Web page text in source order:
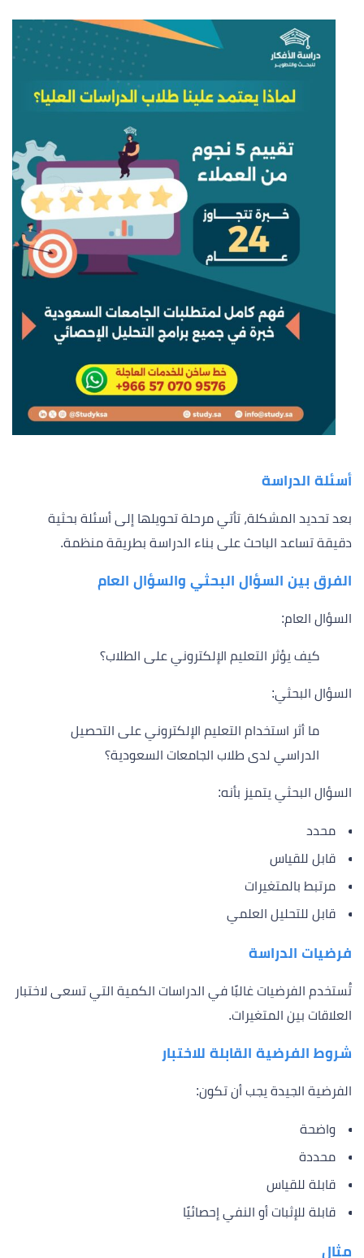
أسئلة الدراسة
بعد تحديد المشكلة، تأتي مرحلة تحويلها إلى أسئلة بحثية
دقيقة تساعد الباحث على بناء الدراسة بطريقة منظمة.
الفرق بين السؤال البحثي والسؤال العام
السؤال العام:
كيف يؤثر التعليم الإلكتروني على الطلاب؟
السؤال البحثي:
ما أثر استخدام التعليم الإلكتروني على التحصيل
الدراسي لدى طلاب الجامعات السعودية؟
السؤال البحثي يتميز بأنه:
محدد
قابل للقياس
مرتبط بالمتغيرات
قابل للتحليل العلمي
فرضيات الدراسة
تُستخدم الفرضيات غالبًا في الدراسات الكمية التي تسعى لاختبار
العلاقات بين المتغيرات.
شروط الفرضية القابلة للاختبار
الفرضية الجيدة يجب أن تكون:
واضحة
محددة
قابلة للقياس
قابلة للإثبات أو النفي إحصائيًا
مثال